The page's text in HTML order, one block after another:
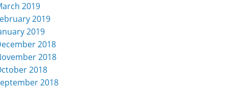
2019
2019
2019
2018
2018
2018
2018